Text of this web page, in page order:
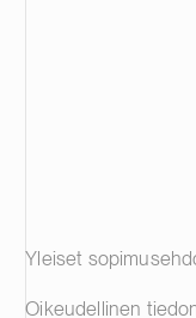
Yleiset
Oikeudellinen